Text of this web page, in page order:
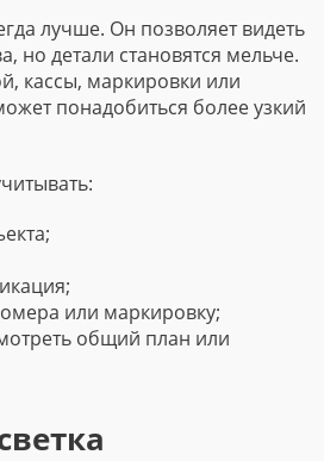
лучше. Он позволяет видеть
но детали становятся мельче.
кассы, маркировки или
понадобиться более узкий
или маркировку;
общий план или